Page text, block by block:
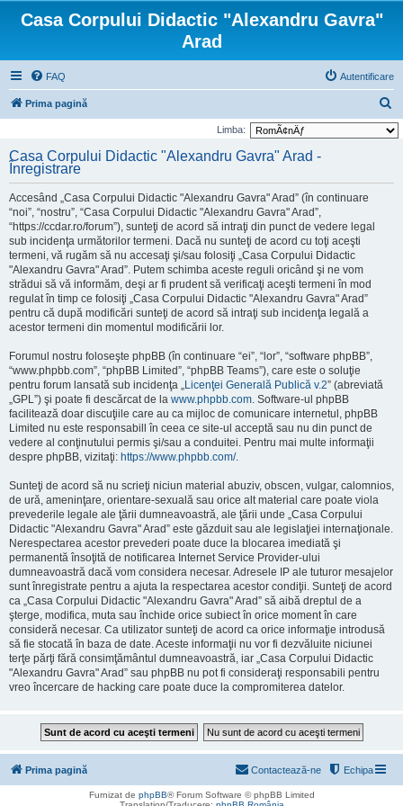
Casa Corpului Didactic "Alexandru Gavra"
Arad
FAQ Autentificare
Prima pagină
ă
Limba:
Casa Corpului Didactic "Alexandru Gavra" Arad -
Înregistrare
Accesând „Casa Corpului Didactic "Alexandru Gavra" Arad” (în continuare
“noi”, “nostru”, “Casa Corpului Didactic "Alexandru Gavra" Arad”,
“https://ccdar.ro/forum”), sunteţi de acord să intraţi din punct de vedere legal
sub incidenţa următorilor termeni. Dacă nu sunteţi de acord cu toţi aceşti
termeni, vă rugăm să nu accesaţi şi/sau folosiţi „Casa Corpului Didactic
"Alexandru Gavra" Arad”. Putem schimba aceste reguli oricând şi ne vom
strădui să vă informăm, deşi ar fi prudent să verificaţi aceşti termeni în mod
regulat în timp ce folosiţi „Casa Corpului Didactic "Alexandru Gavra" Arad”
pentru că după modificări sunteţi de acord să intraţi sub incidenţa legală a
acestor termeni din momentul modificării lor.
Forumul nostru foloseşte phpBB (în continuare “ei”, “lor”, “software phpBB”,
“www.phpbb.com”, “phpBB Limited”, “phpBB Teams”), care este o soluţie
pentru forum lansată sub incidenţa „Licenţei Generală Publică v.2” (abreviată
„GPL”) şi poate fi descărcat de la www.phpbb.com. Software-ul phpBB
facilitează doar discuţiile care au ca mijloc de comunicare internetul, phpBB
Limited nu este responsabill în ceea ce site-ul acceptă sau nu din punct de
vedere al conţinutului permis şi/sau a conduitei. Pentru mai multe informaţii
despre phpBB, vizitaţi: https://www.phpbb.com/.
Sunteţi de acord să nu scrieţi niciun material abuziv, obscen, vulgar, calomnios,
de ură, ameninţare, orientare-sexuală sau orice alt material care poate viola
prevederile legale ale ţării dumneavoastră, ale ţării unde „Casa Corpului
Didactic "Alexandru Gavra" Arad” este găzduit sau ale legislaţiei internaţionale.
Nerespectarea acestor prevederi poate duce la blocarea imediată şi
permanentă însoţită de notificarea Internet Service Provider-ului
dumneavoastră dacă vom considera necesar. Adresele IP ale tuturor mesajelor
sunt înregistrate pentru a ajuta la respectarea acestor condiţii. Sunteţi de acord
ca „Casa Corpului Didactic "Alexandru Gavra" Arad” să aibă dreptul de a
şterge, modifica, muta sau închide orice subiect în orice moment în care
consideră necesar. Ca utilizator sunteţi de acord ca orice informaţie introdusă
să fie stocată în baza de date. Aceste informaţii nu vor fi dezvăluite niciunei
terţe părţi fără consimţământul dumneavoastră, iar „Casa Corpului Didactic
"Alexandru Gavra" Arad” sau phpBB nu pot fi consideraţi responsabili pentru
vreo încercare de hacking care poate duce la compromiterea datelor.
Prima pagină Echipa
Contactează-ne
Furnizat de phpBB® Forum Software © phpBB Limited